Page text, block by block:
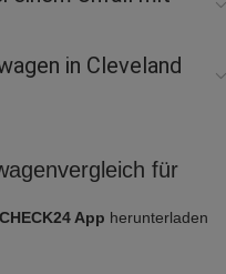
in Cleveland
für
CHECK24 App herunterladen